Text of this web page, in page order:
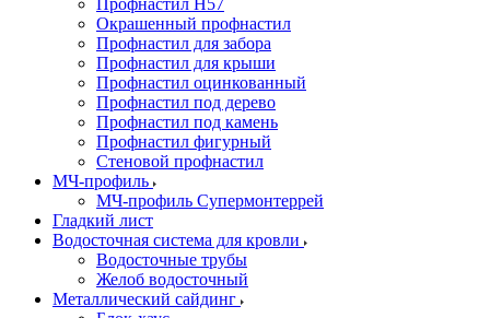
Профнастил Н57
Окрашенный профнастил
Профнастил для забора
Профнастил для крыши
Профнастил оцинкованный
Профнастил под дерево
Профнастил под камень
Профнастил фигурный
Стеновой профнастил
МЧ-профиль
МЧ-профиль Супермонтеррей
Гладкий лист
Водосточная система для кровли
Водосточные трубы
Желоб водосточный
Металлический сайдинг